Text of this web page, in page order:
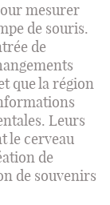
mesurer
de souris.
de
que la région
Leurs
le cerveau
de
de souvenirs